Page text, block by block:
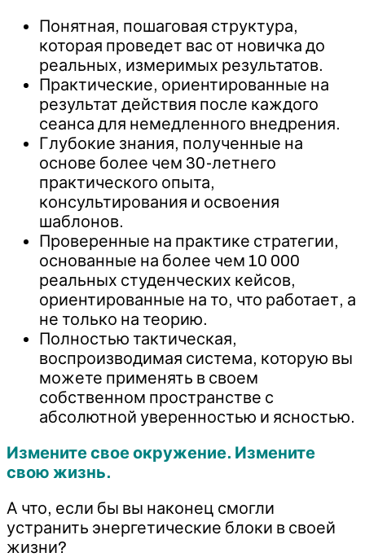
Понятная, пошаговая структура,
которая проведет вас от новичка до
реальных, измеримых результатов.
Практические, ориентированные на
результат действия после каждого
сеанса для немедленного внедрения.
Глубокие знания, полученные на
основе более чем 30-летнего
практического опыта,
консультирования и освоения
шаблонов.
Проверенные на практике стратегии,
основанные на более чем 10 000
реальных студенческих кейсов,
ориентированные на то, что работает, а
не только на теорию.
Полностью тактическая,
воспроизводимая система, которую вы
можете применять в своем
собственном пространстве с
абсолютной уверенностью и ясностью.
Измените свое окружение. Измените
свою жизнь.
А что, если бы вы наконец смогли
устранить энергетические блоки в своей
жизни?